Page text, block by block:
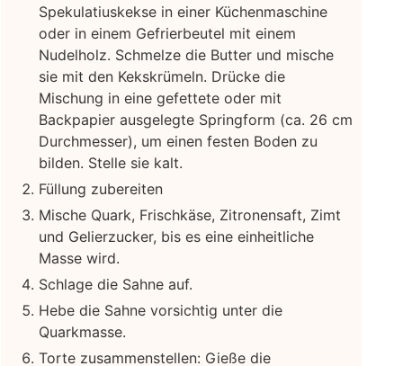
Spekulatiuskekse in einer Küchenmaschine
oder in einem Gefrierbeutel mit einem
Nudelholz. Schmelze die Butter und mische
sie mit den Kekskrümeln. Drücke die
Mischung in eine gefettete oder mit
Backpapier ausgelegte Springform (ca. 26 cm
Durchmesser), um einen festen Boden zu
bilden. Stelle sie kalt.
Füllung zubereiten
Mische Quark, Frischkäse, Zitronensaft, Zimt
und Gelierzucker, bis es eine einheitliche
Masse wird.
Schlage die Sahne auf.
Hebe die Sahne vorsichtig unter die
Quarkmasse.
Torte zusammenstellen: Gieße die